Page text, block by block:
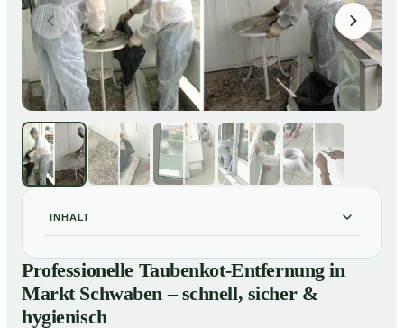
INHALT
01 Professionelle Taubenkot-Entfernung in Markt
Schwaben – schnell, sicher & hygienisch
02
Warum professionelle Taubenkot-Entfernung in Markt
Schwaben wichtig ist
Professionelle Taubenkot-Entfernung in
Markt Schwaben – schnell, sicher &
hygienisch